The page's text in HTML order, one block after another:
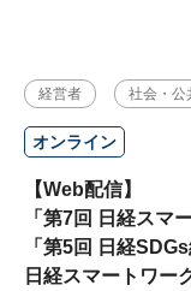
経営者 社会・公
オンライン
【Web配信】
「第7回 日経スマ
「第5回 日経
日経スマートワー